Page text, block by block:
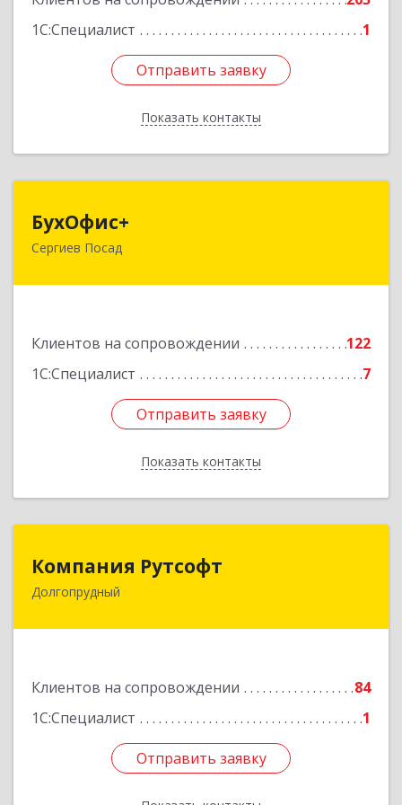
1С:Специалист
1
Отправить заявку
Показать контакты
Отправить заявку
Назад
БухОфис+
Сергиев Посад
Клиентов на сопровождении
122
1С:Специалист
7
Отправить заявку
Показать контакты
141304, Московская обл, Сергиево-Посадский
Подробнее
Отправить заявку
Назад
Компания Рутсофт
Долгопрудный
Клиентов на сопровождении
84
1С:Специалист
1
Отправить заявку
Компания Рутсофт
141700, Московская обл, Долгопрудный г,
Отправить заявку